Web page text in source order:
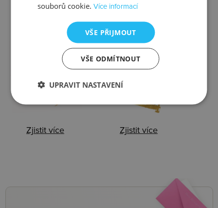
Zjistit více
Balení
Zjistit více
souborů cookie.Více informací
VŠE PŘIJMOUT
VŠE ODMÍTNOUT
UPRAVIT NASTAVENÍ